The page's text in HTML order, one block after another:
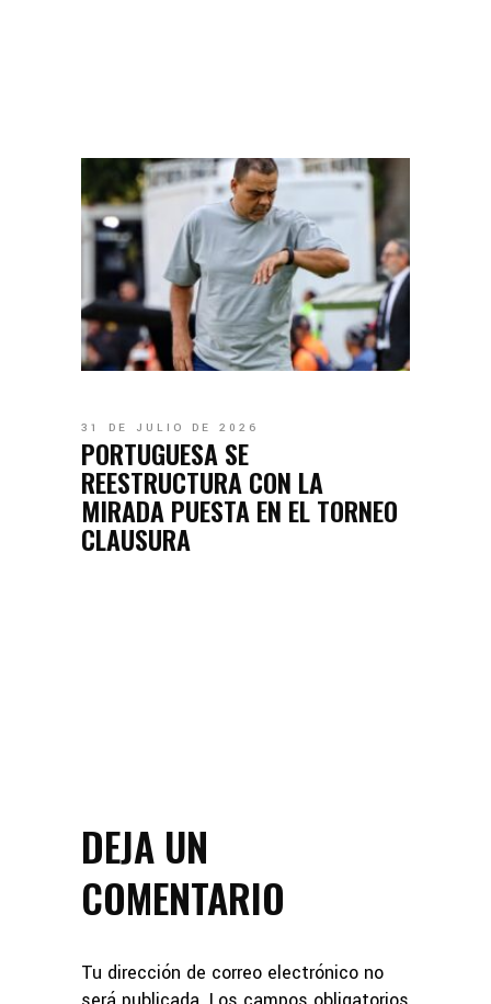
31 DE JULIO DE 2026
PORTUGUESA SE
REESTRUCTURA CON LA
MIRADA PUESTA EN EL TORNEO
CLAUSURA
DEJA UN
COMENTARIO
Tu dirección de correo electrónico no